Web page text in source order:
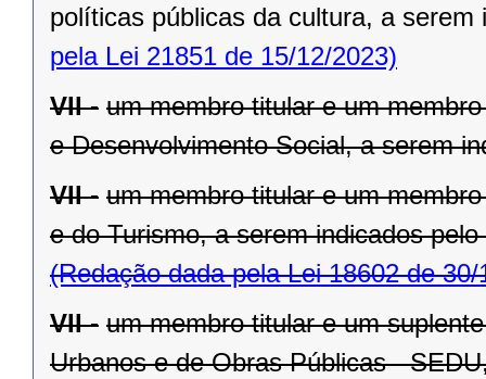
políticas públicas da cultura, a
pela Lei 21851 de 15/12/2023)
VII - um membro titular e um
e Desenvolvimento Social, a serem
VII - um membro titular e um
e do Turismo, a serem indicados
(Redação dada pela Lei 18602 de 30/
VII - um membro titular e um
Urbanos e de Obras Públicas -